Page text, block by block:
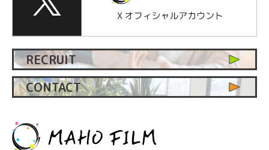
RECRUIT
CONTACT